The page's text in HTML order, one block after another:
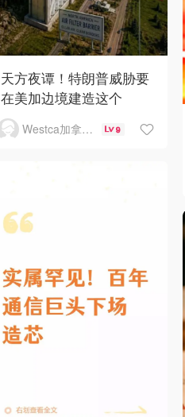
天方夜谭！特朗普威胁要
在美加边境建造这个
Westca加拿大生活 9